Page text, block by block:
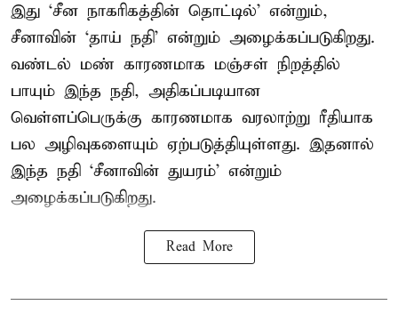
இது ‘சீன நாகரிகத்தின் தொட்டில்’ என்றும்,
சீனாவின் ‘தாய் நதி’ என்றும் அழைக்கப்படுகிறது.
வண்டல் மண் காரணமாக மஞ்சள் நிறத்தில்
பாயும் இந்த நதி, அதிகப்படியான
வெள்ளப்பெருக்கு காரணமாக வரலாற்று ரீதியாக
பல அழிவுகளையும் ஏற்படுத்தியுள்ளது. இதனால்
இந்த நதி ‘சீனாவின் துயரம்’ என்றும்
அழைக்கப்படுகிறது.
Read More